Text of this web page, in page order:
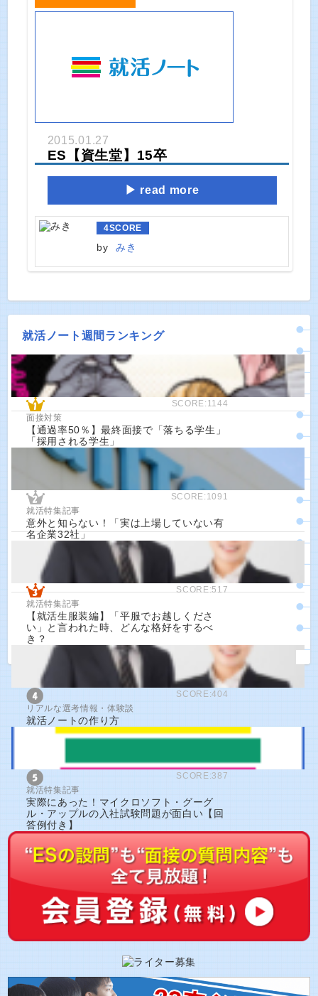
2015.01.27
ES【資生堂】15卒
read more
4SCORE
by みき
就活ノート週間ランキング
SCORE:1144
面接対策
【通過率50％】最終面接で「落ちる学生」
「採用される学生」
SCORE:1091
就活特集記事
意外と知らない！「実は上場していない有
名企業32社」
SCORE:517
就活特集記事
【就活生服装編】「平服でお越しくださ
い」と言われた時、どんな格好をするべ
き？
SCORE:404
リアルな選考情報・体験談
就活ノートの作り方
SCORE:387
就活特集記事
実際にあった！マイクロソフト・グーグ
ル・アップルの入社試験問題が面白い【回
答例付き】